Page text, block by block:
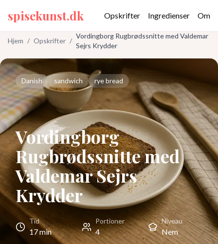
spisekunst.dk Opskrifter Ingredienser Om
Hjem / Opskrifter /
Vordingborg Rugbrødssnitte med Valdemar
Sejrs Krydder
Danish sandwich rye bread
Vordingborg
Rugbrødssnitte med
Valdemar Sejrs
Krydder
Tid
17min
Portioner
4
Niveau
Nem